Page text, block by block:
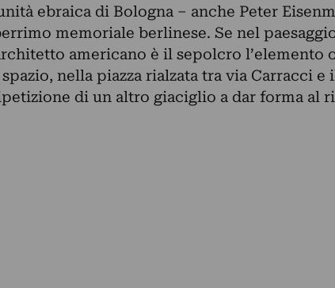
ebraica di Bologna – anche Peter
memoriale berlinese. Se nel
americano è il sepolcro l’elemento
nella piazza rialzata tra via Carracci
di un altro giaciglio a dar forma al